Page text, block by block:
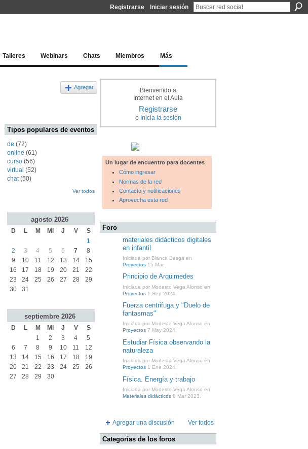
Registrarse Iniciar sesión
Talleres Webinars Chats Miembros Más
Agregar
Tipos populares de eventos
de (72)
online (61)
curso (56)
virtual (52)
chat(50)
Ver todos
agosto 2026
D L M Mi J V
S
1
2
3 4 5 6 7
8
9
10 11 12 13 14
15
16
17 18 19 20 21
22
23
24 25 26 27 28
29
30
31
septiembre 2026
D L M Mi J V
S
1
2 3 4
5
6
7 8 9 10 11
12
13
14 15 16 17 18
19
20
21 22 23 24 25
26
27
28 29 30
Bienvenido a
Internet en el Aula
Registrarse
o Inicia la sesión
Un lugar de encuentro para docentes
Cómo ingresar
Normas de la red
Contacto y notificaciones
Aprovecha esta red
Foro
materiales didácticos digitales
en infantil
Iniciada por Blanca Besga en
Proyectos 15 Mar.
Principio de Arquimedes
Iniciada por Modesto Vega Alonso en
Proyectos 1 Sep 2024.
Fuerza centrifuga y "Duelo de
fantasmas"
Iniciada por Modesto Vega Alonso en
Proyectos 7 May 2024.
Estudiar Física observando la
naturaleza
Iniciada por Modesto Vega Alonso en
Proyectos 1 Ene 2024.
Física. Energía y trabajo
Iniciada por Modesto Vega Alonso en
Materiales didácticos 8 Mar 2023.
Agregar una discusión Ver todos
Categorías de los foros